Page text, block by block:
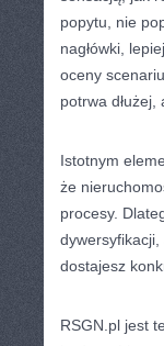
popytu, nie
nagłówki,
oceny
potrwa dłużej,
Istotnym
że
procesy.
dostajesz
RSGN.pl jest